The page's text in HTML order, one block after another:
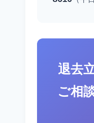
退去
ご相